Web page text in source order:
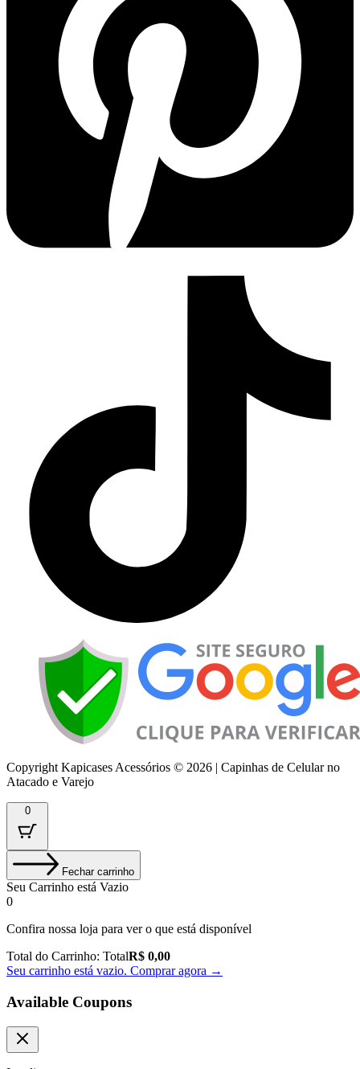
Copyright Kapicases Acessórios © 2026 | Capinhas de Celular no
Atacado e Varejo
0
Fechar carrinho
Seu Carrinho está Vazio
0
Confira nossa loja para ver o que está disponível
Total do Carrinho: TotalR$ 0,00
Seu carrinho está vazio. Comprar agora →
Available Coupons